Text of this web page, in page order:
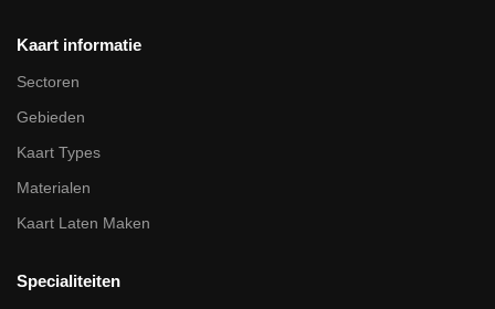
Kaart informatie
Sectoren
Gebieden
Kaart Types
Materialen
Kaart Laten Maken
Specialiteiten